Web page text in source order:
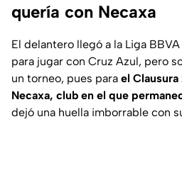
quería con Necaxa
El delantero llegó a la Liga
para jugar con Cruz Azul, pero
un torneo, pues para el
Necaxa, club en el que
dejó una huella imborrable con